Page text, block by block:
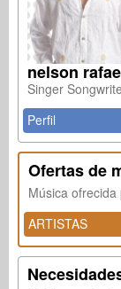
nelson
Singer
Perfil
Ofertas de
Música
ARTISTAS